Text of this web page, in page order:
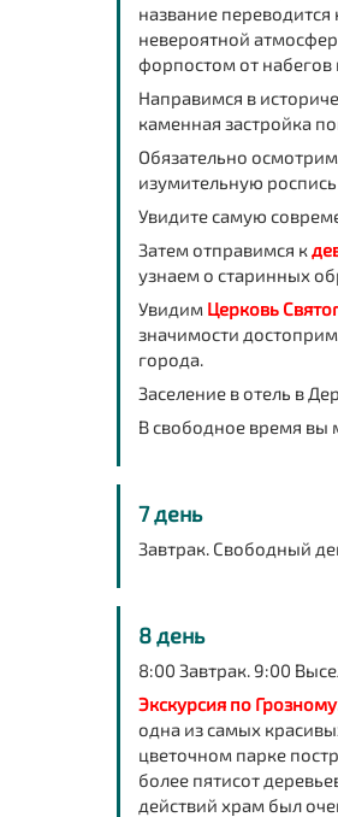
название
невероятной
форпостом от набегов
Направимся в
каменная застройка
Обязательно
изумительную
Увидите самую
Затем отправимся к
узнаем о старинных
Увидим Церковь
значимости
города.
Заселение в отель в
В свободное время вы
7 день
Завтрак. Свободный
8 день
8:00 Завтрак. 9:00
Экскурсия по
одна из самых
цветочном парке
более пятисот
действий храм был